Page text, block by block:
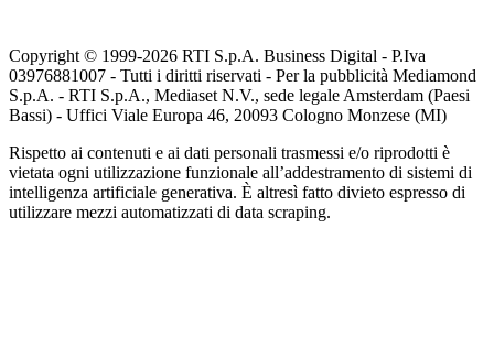
Copyright © 1999-2026 RTI S.p.A. Business Digital - P.Iva
03976881007 - Tutti i diritti riservati - Per la pubblicità Mediamond
S.p.A. - RTI S.p.A., Mediaset N.V., sede legale Amsterdam (Paesi
Bassi) - Uffici Viale Europa 46, 20093 Cologno Monzese (MI)
Rispetto ai contenuti e ai dati personali trasmessi e/o riprodotti è
vietata ogni utilizzazione funzionale all’addestramento di sistemi di
intelligenza artificiale generativa. È altresì fatto divieto espresso di
utilizzare mezzi automatizzati di data scraping.